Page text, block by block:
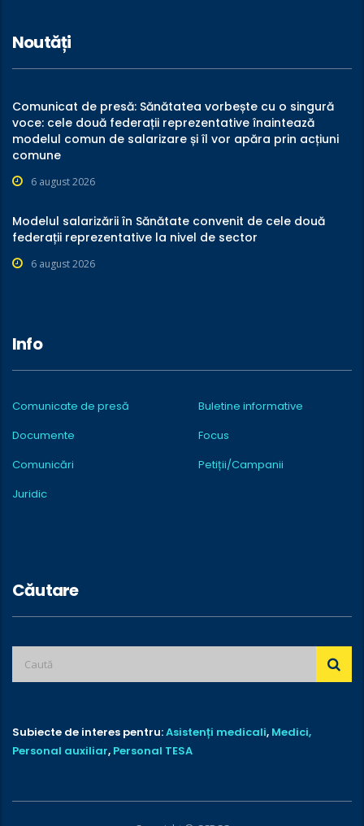
Noutăți
Comunicat de presă: Sănătatea vorbește cu o singură
voce: cele două federații reprezentative înaintează
modelul comun de salarizare și îl vor apăra prin acțiuni
comune
6 august 2026
Modelul salarizării în Sănătate convenit de cele două
federații reprezentative la nivel de sector
6 august 2026
Info
Comunicate de presă
Buletine informative
Documente
Focus
Comunicări
Petiții/Campanii
Juridic
Căutare
Subiecte de interes pentru:Asistenți medicali, Medici,
Personal auxiliar, Personal TESA